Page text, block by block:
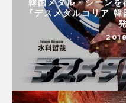
韓国メタル・シーン
『デスメタルコリア